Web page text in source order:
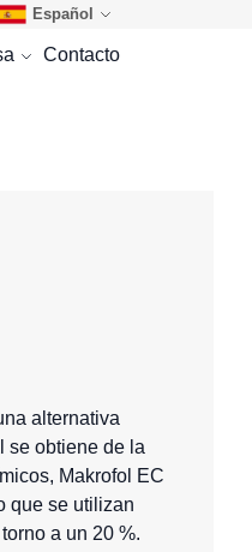
Español
Contacto
alternativa
se obtiene de la
Makrofol EC
que se utilizan
a un 20 %.